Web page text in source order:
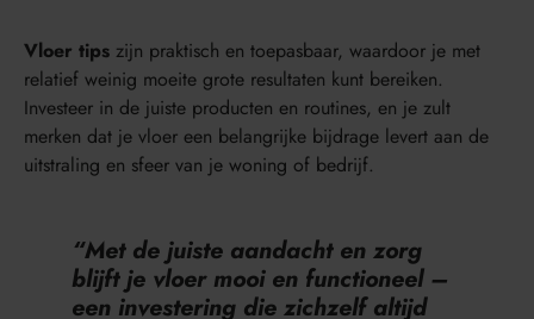
Vloer tips zijn praktisch en toepasbaar, waardoor je met
relatief weinig moeite grote resultaten kunt bereiken.
Investeer in de juiste producten en routines, en je zult
merken dat je vloer een belangrijke bijdrage levert aan de
uitstraling en sfeer van je woning of bedrijf.
“Met de juiste aandacht en zorg
blijft je vloer mooi en functioneel –
een investering die zichzelf altijd